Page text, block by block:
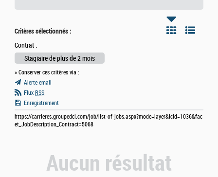
Critères sélectionnés :
Contrat :
Stagiaire de plus de 2 mois
» Conserver ces critères via :
Alerte email
Flux RSS
Enregistrement
https://carrieres.groupedci.com/job/list-of-jobs.aspx?mode=layer&lcid=1036&fac
et_JobDescription_Contract=5068
Aucun résultat